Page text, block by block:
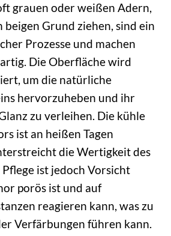
grauen oder weißen Adern,
beigen Grund ziehen, sind ein
Prozesse und machen
Die Oberfläche wird
um die natürliche
hervorzuheben und ihr
zu verleihen. Die kühle
ist an heißen Tagen
die Wertigkeit des
ist jedoch Vorsicht
porös ist und auf
reagieren kann, was zu
Verfärbungen führen kann.